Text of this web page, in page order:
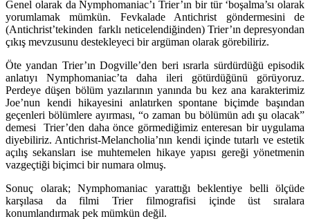
Genel olarak da Nymphomaniac’ı Trier’ın bir tür ‘boşalma’sı olarak
yorumlamak mümkün. Fevkalade Antichrist göndermesini de
(Antichrist’tekinden farklı neticelendiğinden) Trier’ın depresyondan
çıkış mevzusunu destekleyeci bir argüman olarak görebiliriz.
Öte yandan Trier’ın Dogville’den beri ısrarla sürdürdüğü episodik
anlatıyı Nymphomaniac’ta daha ileri götürdüğünü görüyoruz.
Perdeye düşen bölüm yazılarının yanında bu kez ana karakterimiz
Joe’nun kendi hikayesini anlatırken spontane biçimde başından
geçenleri bölümlere ayırması, “o zaman bu bölümün adı şu olacak”
demesi Trier’den daha önce görmediğimiz enteresan bir uygulama
diyebiliriz. Antichrist-Melancholia’nın kendi içinde tutarlı ve estetik
açılış sekansları ise muhtemelen hikaye yapısı gereği yönetmenin
vazgeçtiği biçimci bir numara olmuş.
Sonuç olarak; Nymphomaniac yarattığı beklentiye belli ölçüde
karşılasa da filmi Trier filmografisi içinde üst sıralara
konumlandırmak pek mümkün değil.